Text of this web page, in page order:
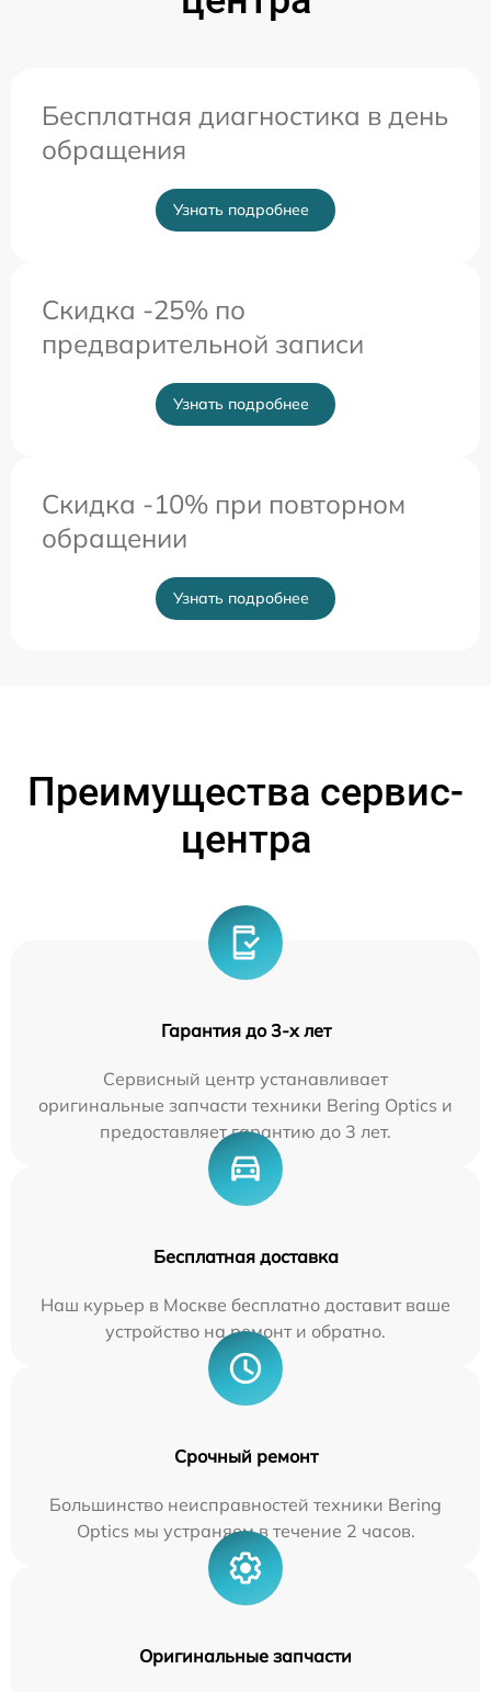
Бесплатная диагностика в день
обращения
Узнать подробнее
Скидка -25% по
предварительной записи
Узнать подробнее
Скидка -10% при повторном
обращении
Узнать подробнее
Преимущества сервис-
центра
Гарантия до 3-х лет
Сервисный центр устанавливает
оригинальные запчасти техники Bering Optics и
предоставляет гарантию до 3 лет.
Бесплатная доставка
Наш курьер в Москве бесплатно доставит ваше
устройство на ремонт и обратно.
Срочный ремонт
Большинство неисправностей техники Bering
Optics мы устраняем в течение 2 часов.
Оригинальные запчасти